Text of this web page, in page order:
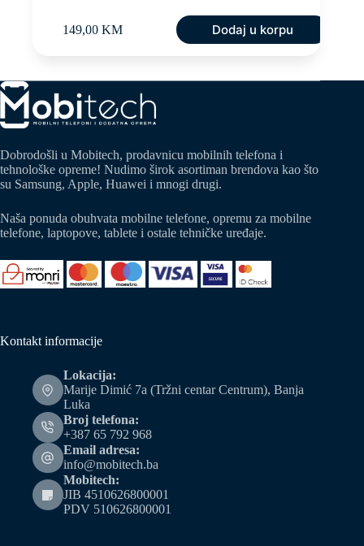
149,00 KM Dodaj u korpu
Dobrodošli u Mobitech, prodavnicu mobilnih telefona i
tehnološke opreme! Nudimo širok asortiman brendova kao što
su Samsung, Apple, Huawei i mnogi drugi.
Naša ponuda obuhvata mobilne telefone, opremu za mobilne
telefone, laptopove, tablete i ostale tehničke uređaje.
Kontakt informacije
Lokacija:
Marije Dimić 7a (Tržni centar Centrum), Banja
Luka
Broj telefona:
+387 65 792 968
Email adresa:
info@mobitech.ba
Mobitech:
JIB 4510626800001
PDV 510626800001